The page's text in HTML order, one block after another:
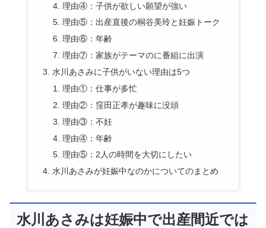
理由④：子供が欲しい願望が強い
理由⑤：出産直後の桐谷美玲と妊娠トーク
理由⑥：年齢
理由⑦：家族がテーマのに番組に出演
水川あさみに子供がいない理由は5つ
理由①：仕事が多忙
理由②：窪田正孝が趣味に没頭
理由③：不妊
理由④：年齢
理由⑤：2人の時間を大切にしたい
水川あさみが妊娠中なのかについてのまとめ
水川あさみは妊娠中で出産間近では